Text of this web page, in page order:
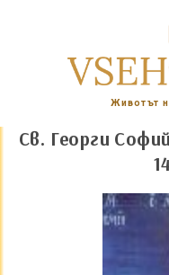
Животът
Св. Георги